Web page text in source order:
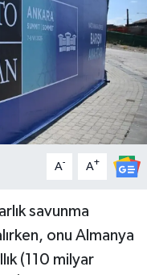
A- A+
savunma
onu Almanya
(110 milyar